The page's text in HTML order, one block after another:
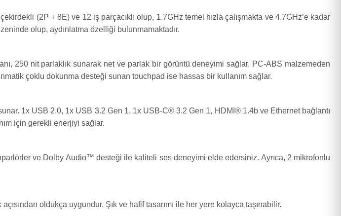
(2P + 8E) ve 12 iş parçacıklı olup, 1.7GHz temel hızla çalışmakta ve 4.7GHz’e kadar
olup, aydınlatma özelliği bulunmamaktadır.
250 nit parlaklık sunarak net ve parlak bir görüntü deneyimi sağlar. PC-ABS malzemeden
çoklu dokunma desteği sunan touchpad ise hassas bir kullanım sağlar.
1x USB 2.0, 1x USB 3.2 Gen 1, 1x USB-C® 3.2 Gen 1, HDMI® 1.4b ve Ethernet bağlantı
için gerekli enerjiyi sağlar.
ve Dolby Audio™ desteği ile kaliteli ses deneyimi elde edersiniz. Ayrıca, 2 mikrofonlu
oldukça uygundur. Şık ve hafif tasarımı ile her yere kolayca taşınabilir.